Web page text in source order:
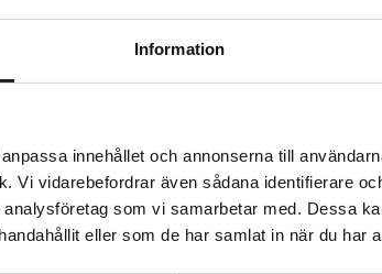
Information
innehållet och annonserna till
Vi vidarebefordrar även sådana identifierare
som vi samarbetar med. Dessa
eller som de har samlat in när du har
estetiskt. Tegeltak ger klassisk
kostnadseffektivt över tid tack vare lägre
något kortare livslängd än äkta tegel.